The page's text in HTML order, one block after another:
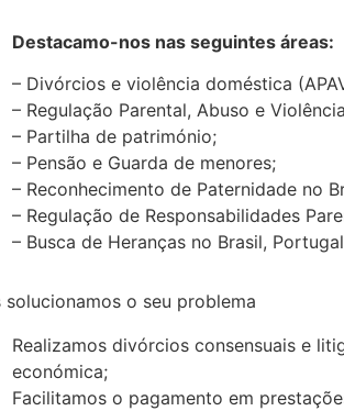
Destacamo-nos nas seguintes áreas:
– Divórcios e violência doméstica
– Regulação Parental, Abuso e
– Partilha de património;
– Pensão e Guarda de menores;
– Reconhecimento de Paternidade no
– Regulação de Responsabilidades
– Busca de Heranças no Brasil,
solucionamos o seu problema
Realizamos divórcios consensuais e
económica;
Facilitamos o pagamento em